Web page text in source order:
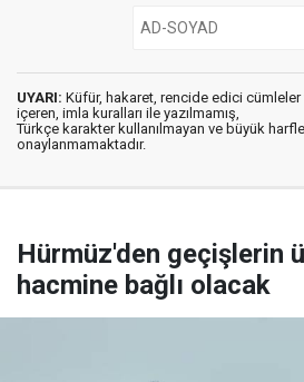
UYARI: Küfür, hakaret, rencide edici cümleler
içeren, imla kuralları ile yazılmamış,
Türkçe karakter kullanılmayan ve büyük
onaylanmamaktadır.
Hürmüz'den geçişlerin
hacmine bağlı olacak